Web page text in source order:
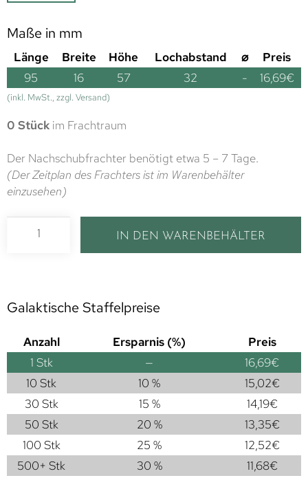
Maße in mm
Länge Breite Höhe Lochabstand ⌀
Preis
95
16 57 32 - 16,69€
(inkl. MwSt., zzgl. Versand)
0 Stück im Frachtraum
Der Nachschubfrachter benötigt etwa 5 – 7 Tage.
(Der Zeitplan des Frachters ist im Warenbehälter
einzusehen)
IN DEN WARENBEHÄLTER
Galaktische Staffelpreise
Anzahl Ersparnis (%)
Preis
1 Stk — 16,69€
10 Stk
10 % 15,02€
30 Stk
15 % 14,19€
50 Stk
20 % 13,35€
100 Stk
25 % 12,52€
500+ Stk
30 % 11,68€